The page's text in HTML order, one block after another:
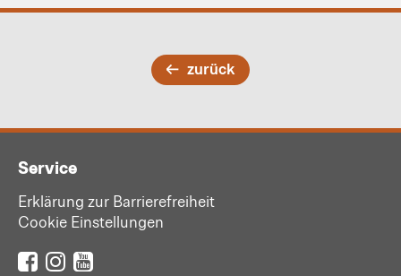
zurück
Service
Erklärung zur Barrierefreiheit
Cookie Einstellungen